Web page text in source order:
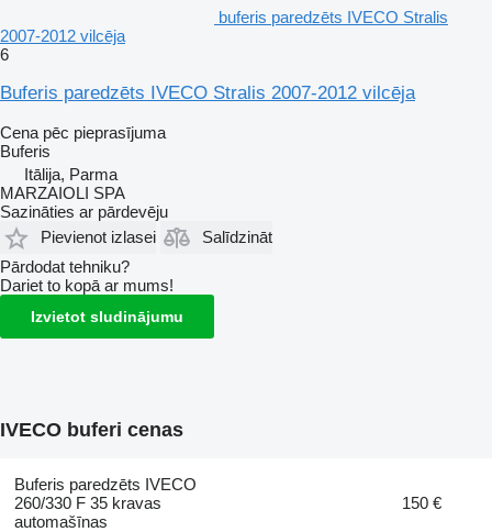
buferis paredzēts IVECO Stralis
2007-2012 vilcēja
6
Buferis paredzēts IVECO Stralis 2007-2012 vilcēja
Cena pēc pieprasījuma
Buferis
Itālija, Parma
MARZAIOLI SPA
Sazināties ar pārdevēju
Pievienot izlasei
Salīdzināt
Pārdodat tehniku?
Dariet to kopā ar mums!
Izvietot sludinājumu
IVECO buferi cenas
Buferis paredzēts IVECO
260/330 F 35 kravas
automašīnas
150 €